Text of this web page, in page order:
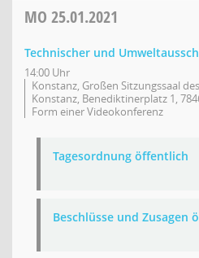
MO 25.01.2021
Technischer und
14:00 Uhr
Konstanz, Großen Sitzungssaal
Konstanz, Benediktinerplatz 1,
Form einer Videokonferenz
Tagesordnung öffentlich
Beschlüsse und Zusagen ö